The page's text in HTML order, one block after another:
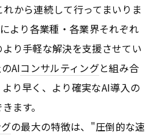
から連続して行ってまいりま
より各業種・各業界それぞれ
り手軽な解決を支援させてい
AIコンサルティングと組み合
り早く、より確実なAI導入の
ます。
の最大の特徴は、"圧倒的な速